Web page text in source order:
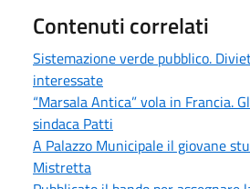
Contenuti correlati
Sistemazione verde pubblico.
interessate
“Marsala Antica” vola in Francia.
sindaca Patti
A Palazzo Municipale il giovane
Mistretta